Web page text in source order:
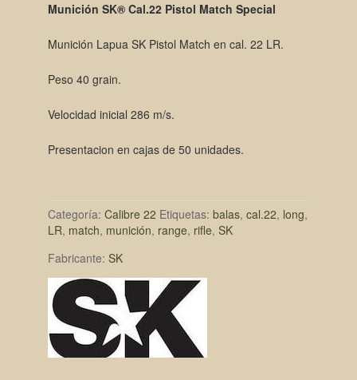
Munición SK® Cal.22 Pistol Match Special
Munición Lapua SK Pistol Match en cal. 22 LR.
Peso 40 grain.
Velocidad inicial 286 m/s.
Presentacion en cajas de 50 unidades.
Categoría: Calibre 22 Etiquetas: balas, cal.22, long,
LR, match, munición, range, rifle, SK
Fabricante: SK